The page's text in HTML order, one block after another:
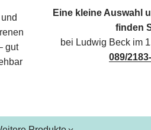
gut
Eine kleine Auswahl
finden
bei Ludwig Beck im
089/